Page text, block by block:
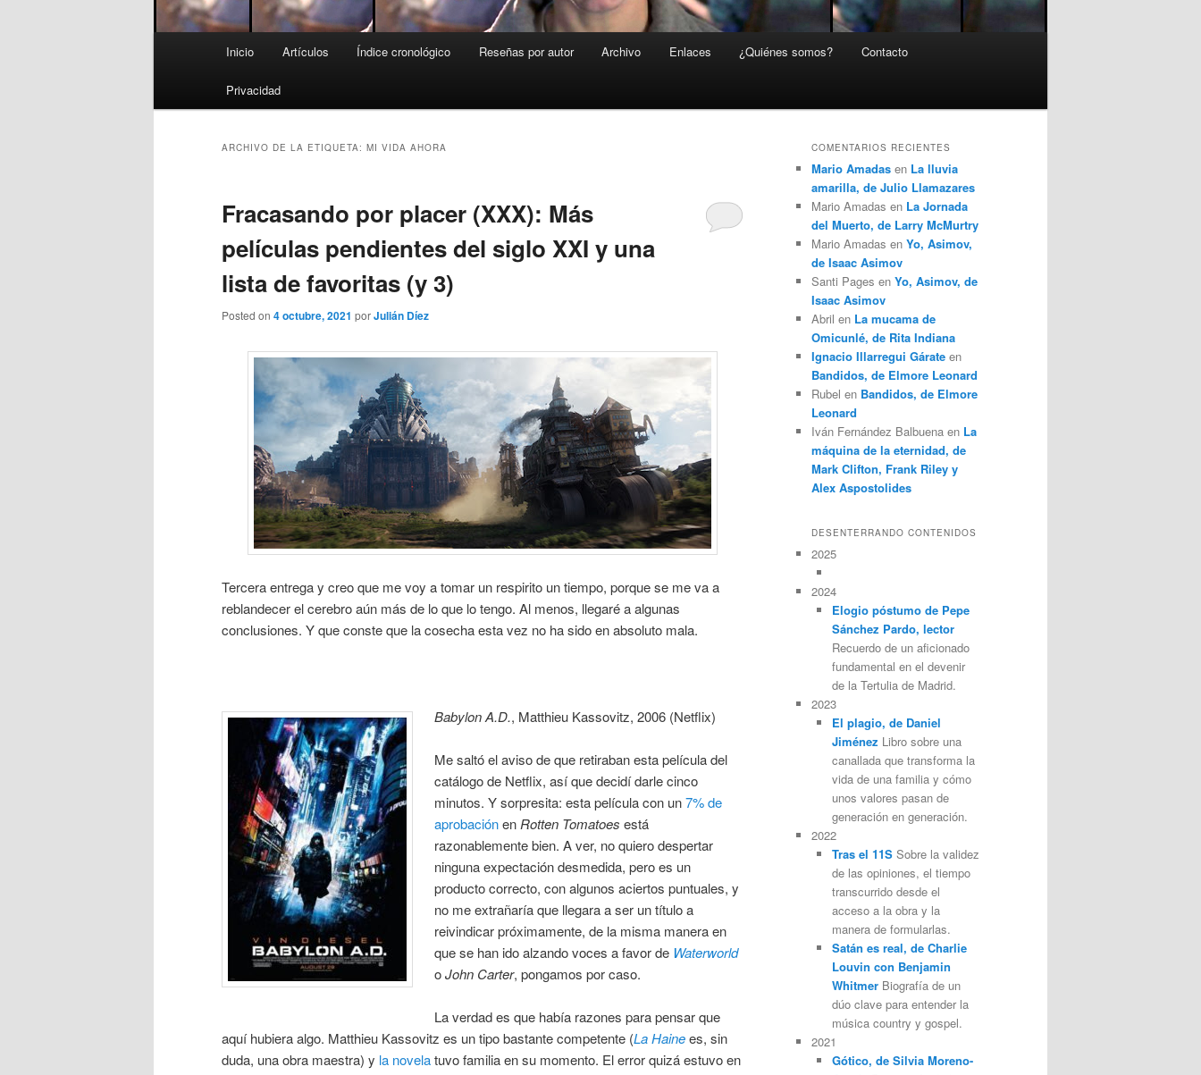
Inicio Artículos Índice cronológico Reseñas por autor Archivo Enlaces ¿Quiénes somos? Contacto
Privacidad
ARCHIVO DE LA ETIQUETA: MI VIDA AHORA
Fracasando por placer (XXX): Más
películas pendientes del siglo XXI y una
lista de favoritas (y 3)
Posted on 4 octubre, 2021 porJulián Díez
Tercera entrega y creo que me voy a tomar un respirito un tiempo, porque se me va a
reblandecer el cerebro aún más de lo que lo tengo. Al menos, llegaré a algunas
conclusiones. Y que conste que la cosecha esta vez no ha sido en absoluto mala.
Babylon A.D., Matthieu Kassovitz, 2006 (Netflix)
Me saltó el aviso de que retiraban esta película del
catálogo de Netflix, así que decidí darle cinco
minutos. Y sorpresita: esta película con un7% de
aprobaciónen Rotten Tomatoes está
razonablemente bien. A ver, no quiero despertar
ninguna expectación desmedida, pero es un
producto correcto, con algunos aciertos puntuales, y
no me extrañaría que llegara a ser un título a
reivindicar próximamente, de la misma manera en
que se han ido alzando voces a favor de Waterworld
oJohn Carter, pongamos por caso.
La verdad es que había razones para pensar que
aquí hubiera algo. Matthieu Kassovitz es un tipo bastante competente (La Hainees, sin
duda, una obra maestra) y la novelatuvo familia en su momento. El error quizá estuvo en
COMENTARIOS RECIENTES
Mario Amadas en La lluvia
amarilla, de Julio Llamazares
Mario Amadas en La Jornada
del Muerto, de Larry McMurtry
Mario Amadas en Yo, Asimov,
de Isaac Asimov
Santi Pages en Yo, Asimov, de
Isaac Asimov
Abril en La mucama de
Omicunlé, de Rita Indiana
Ignacio Illarregui Gárate en
Bandidos, de Elmore Leonard
Rubel en Bandidos, de Elmore
Leonard
Iván Fernández Balbuena en La
máquina de la eternidad, de
Mark Clifton, Frank Riley y
Alex Aspostolides
DESENTERRANDO CONTENIDOS
2025
2024
Elogio póstumo de Pepe
Sánchez Pardo, lector
Recuerdo de un aficionado
fundamental en el devenir
de la Tertulia de Madrid.
2023
El plagio, de Daniel
Jiménez Libro sobre una
canallada que transforma la
vida de una familia y cómo
unos valores pasan de
generación en generación.
2022
Tras el 11SSobre la validez
de las opiniones, el tiempo
transcurrido desde el
acceso a la obra y la
manera de formularlas.
Satán es real, de Charlie
Louvin con Benjamin
WhitmerBiografía de un
dúo clave para entender la
música country y gospel.
2021
Gótico, de Silvia Moreno-